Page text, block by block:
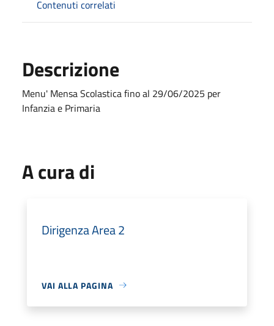
Contenuti correlati
Descrizione
Menu' Mensa Scolastica fino al 29/06/2025 per
Infanzia e Primaria
A cura di
Dirigenza Area 2
VAI ALLA PAGINA